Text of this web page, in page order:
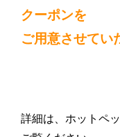
クーポンを
ご用意させてい
詳細は、ホットペ